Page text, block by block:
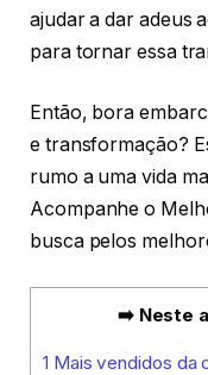
ajudar a dar adeus
para tornar essa
Então, bora
e transformação?
rumo a uma vida
Acompanhe o
busca pelos
➡️ Neste
1 Mais vendidos da